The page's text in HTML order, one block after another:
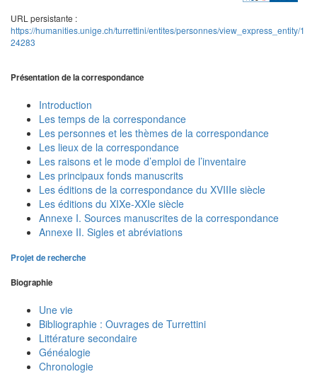
URL persistante :
https://humanities.unige.ch/turrettini/entites/personnes/view_express_entity/1
24283
Présentation de la correspondance
Introduction
Les temps de la correspondance
Les personnes et les thèmes de la correspondance
Les lieux de la correspondance
Les raisons et le mode d’emploi de l’inventaire
Les principaux fonds manuscrits
Les éditions de la correspondance du XVIIIe siècle
Les éditions du XIXe-XXIe siècle
Annexe I. Sources manuscrites de la correspondance
Annexe II. Sigles et abréviations
Projet de recherche
Biographie
Une vie
Bibliographie : Ouvrages de Turrettini
Littérature secondaire
Généalogie
Chronologie